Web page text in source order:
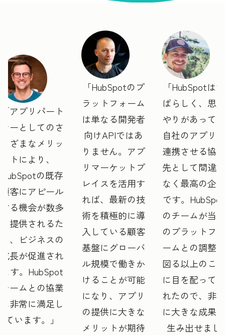
アプリパート
ナーとしてのさ
まざまなメリッ
トにより、
HubSpotの既存
顧客にアピール
する機会が数多
く提供されるた
め、ビジネスの
成長が促進され
ます。HubSpot
チームとの協業
に非常に満足し
ています。
HubSpotのプ
ラットフォーム
は単なる開発者
向けAPIではあ
りません。アプ
リマーケットプ
レイスを活用す
れば、最新の技
術を積極的に導
入している顧客
基盤にグローバ
ル規模で働きか
けることが可能
になり、アプリ
の提供に大きな
メリットが期待
HubSpotはす
ばらしく、思い
やりがあって、
自社のアプリを
連携させる協業
先として間違い
なく最高の企業
です。HubSpot
のチームが当社
のプラットフォ
ームとの調整を
図る以上のこと
に目を配ってく
れたので、非常
に大きな成果を
生み出せまし